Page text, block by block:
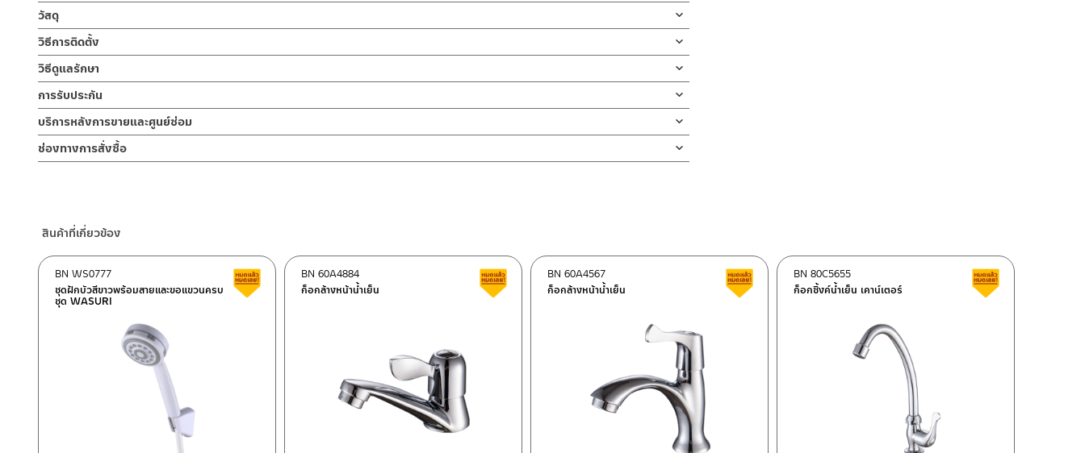
สต็อปฝักบัว วาล์วเปิด-ปิดน้ำ ก๊อกฝักบัว หรือวาล์วฝักบัวน้ำเย็น ผลิตจากสแตนเลส เกรด 304 ชุบโครเมี่ยม ก้านเปิด-ปิดแบบก้านปัด ขนาด
มาตราฐาน สามารถใส่กับข้อต่อขนาด 1/2 ” ตามมาตราฐานสากล มาพร้อมฝาครอบ รับประกันไส้วาล์ว 10 ปี
ก๊อกฝักบัว วาล์วเปิดฝักบัว ผลิตจากสแตนเลส เกรด 304 ชุบโครเมี่ยม ทนทานแข็งแรง ต้านการกัดกร่อนสูง และไม่ขึ้นสนิม ใช้สำหรับควบคุม
การเปิด-ปิดน้ำ สำหรับน้ำเย็นติดตั้งแบบท่อเดียว ไปยังฝักบัวมือหรือฝักบัวอาบน้ำ การออกแบบ ที่มีมือจับเป็นทรงก้านปัด ให้ความรู้สึกร่วม
สมัย ส่งเสริม ความรู้สึกที่สวยงามและหรูหราของก๊อกในขณะเปิดน้ำให้ไหลผ่านฝักบัว ช่วยเพิ่มประสบการณ์การอาบน้ำได้อย่างดีเยี่ยม เพื่อ
เป็นการยืนยันความคงทนของวาล์วน้ำ จึงกล้ารับประกัน 10 ปี เต็ม
วัสดุ
สต็อปฝักบัว
ผลิตจากสแตนเลส เกรด 304
วิธีการติดตั้ง
ข้อแนะนำในการติดตั้ง
สำหรับการติดตั้งใหม่ ให้ไล่ฝุ่น เศษทราย เศษท่อ ออกจากท่อน้ำก่อนติดตั้งสินค้า โดยปล่อยน้ำให้ไหลออกจากท่อนาน 1 นาที เพื่อให้แรงน้ำพัดพา
เศษละอองต่างๆ ออกจากท่อน้ำ มิเช่นนั้นสิ่งสกปรกจะเข้าไปภายในสินค้าและสร้างความเสียหายได้ หากตรวจพบเศษละอองต่างๆในสินค้า จะไม่
อยู่ในเงื่อนไขการรับประกัน
วิธีดูแลรักษา
คำแนะนำในการดูแลรักษาผลิตภัณฑ์
1. ไม่ทำสินค้าให้เกิดความเสียหายอื่น ๆ นอกจากการใช้งานปกติ เช่นไม่ทำตก ไม่งัดหรือโยกสินค้าแรงๆ
2. ทำความสะอาดสินค้าโดยการใช้ผ้านุ่มๆชุบน้ำหมาดๆแล้วเช็ดให้แห้ง
3. ห้ามใช้สารเคมีที่มีฤทธิ์เป็นกรด ในการทำความสะอาด เนื่องจากผิวของสินค้าจะเสียหายได้
4. ห้ามใช้แปรง วัสดุแข็ง หยาบ ห้ามใช้ฝอยขัดทำความสะอาด ขัดหรือถู บนตัวสินค้า ซึ่งจะสร้างความเสียหายให้เกิดขึ้นกับผิวของสินค้าได้
การรับประกัน
รับประกันไส้วาล์ว ไม่รั่วซึม 10 ปี
บริการหลังการขายและศูนย์ซ่อม
ช่องทางออนไลน์
– Email: contact@charnpaiboon.com
ศูนย์บริการและอะไหล่ กรุงเทพฯ
662/61-62 ถนน พระราม3 แขวงบางโพงพาง เขตยานนาวา กรุงเทพฯ 10120
โทร: 02-358-0080 / 080-075-8668 / 091-545-0556
เชียงใหม่
ช่องทางการสั่งซื้อ
–Lazada
– ซื้อสินค้าชิ้นนี้บน Shopee
<<
ซื้อสินค้าชิ้นนี้บน Lazada>>คลิกที่นี่<<
ติดต่อพนักงานขาย / Contact Sales Staff
โทร: 02-285-5795
@charnpaiboon.sales
สินค้าที่เกี่ยวข้อง
ชุดฝักบัวสีขาวพร้อมสายและขอแขวนครบ
ชุด WASURI
BN WS0777 สินค้าลดราคา เคลียร์สต็อก
ก็อกล้างหน้าน้ำเย็น
BN 60A4884 สินค้าลดราคา เคลียร์สต็อก
ก็อกล้างหน้าน้ำเย็น
BN 60A4567 สินค้าลดราคา เคลียร์สต็อก
ก็อกซิ้งค์น้ำเย็น เคาน์เตอร์
BN 80C5655 สินค้าลดราคา เคลี